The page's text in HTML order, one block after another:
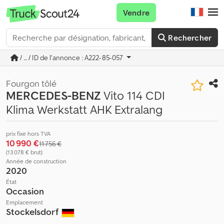
Rechercher
Vendre
/ ... / ID de l'annonce : A222-85-057
Fourgon tôlé
MERCEDES-BENZVito 114 CDI
Klima Werkstatt AHK Extralang
prix fixe hors TVA
10 990 €11 756 €
(13 078 € brut)
Année de construction
2020
État
Occasion
Emplacement
Stockelsdorf